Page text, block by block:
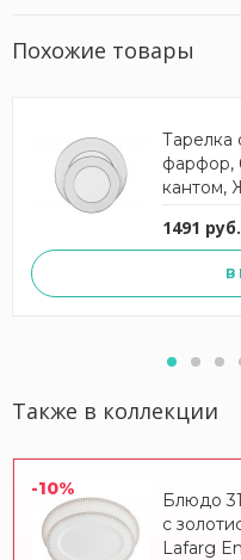
Похожие товары
Тарелка
фарфор,
кантом,
1491 руб.
В
Также в коллекции
-10%
Блюдо
с
Lafarg